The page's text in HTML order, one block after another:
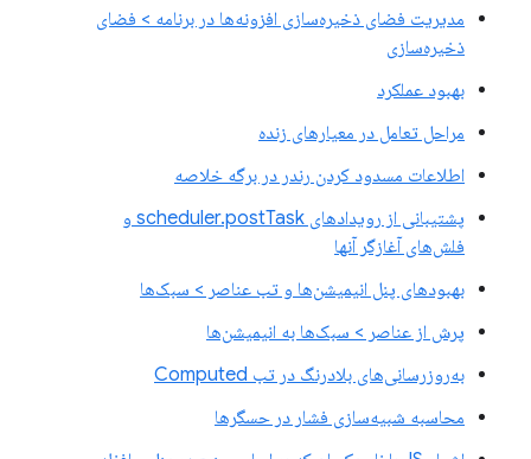
مدیریت فضای ذخیره‌سازی افزونه‌ها در برنامه > فضای
ذخیره‌سازی
بهبود عملکرد
مراحل تعامل در معیارهای زنده
اطلاعات مسدود کردن رندر در برگه خلاصه
پشتیبانی از رویدادهای scheduler.postTask و
فلش‌های آغازگر آنها
بهبودهای پنل انیمیشن‌ها و تب عناصر > سبک‌ها
پرش از عناصر > سبک‌ها به انیمیشن‌ها
به‌روزرسانی‌های بلادرنگ در تب Computed
محاسبه شبیه‌سازی فشار در حسگرها